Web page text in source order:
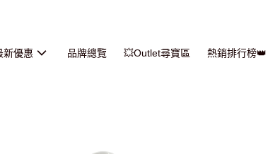
新優惠 品牌總覽 💥Outlet尋寶區 熱銷排行榜👑